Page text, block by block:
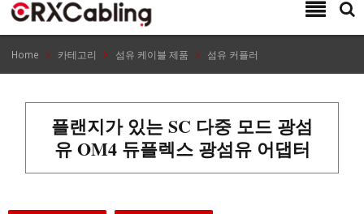
Home 카테고리 섬유 케이블 제품 섬유 커플러
플랜지가 있는 SC 다중 모드 광섬
유 OM4 듀플렉스 광섬유 어댑터